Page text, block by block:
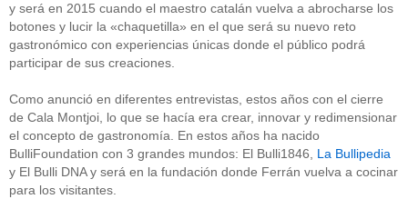
y será en 2015 cuando el maestro catalán vuelva a abrocharse los
botones y lucir la «chaquetilla» en el que será su nuevo reto
gastronómico con experiencias únicas donde el público podrá
participar de sus creaciones.
Como anunció en diferentes entrevistas, estos años con el cierre
de Cala Montjoi, lo que se hacía era crear, innovar y redimensionar
el concepto de gastronomía. En estos años ha nacido
BulliFoundation con 3 grandes mundos: El Bulli1846, La Bullipedia
y El Bulli DNA y será en la fundación donde Ferrán vuelva a cocinar
para los visitantes.